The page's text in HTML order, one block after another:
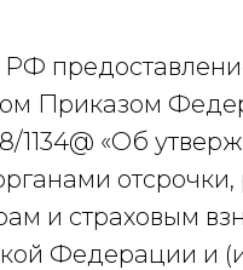
РФ
Приказом
1134@ «Об
отсрочки,
и страховым
Федерации и